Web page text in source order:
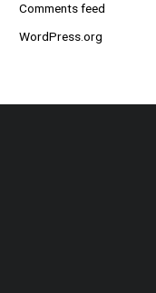
Comments feed
WordPress.org